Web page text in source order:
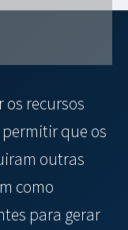
os recursos
que os
outras
como
para gerar